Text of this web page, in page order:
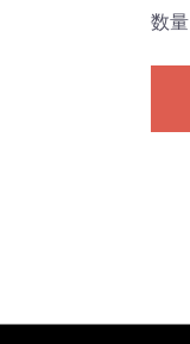
数量